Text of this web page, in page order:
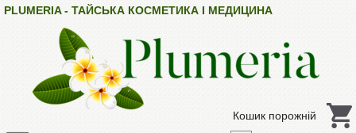
PLUMERIA - ТАЙСЬКА КОСМЕТИКА І МЕДИЦИНА
Кошик порожній